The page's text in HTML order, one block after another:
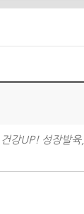
강UP! 성장발